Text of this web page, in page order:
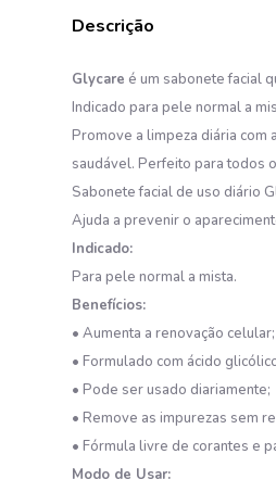
Glycare é um sabonete facial
Indicado para pele normal a
Promove a limpeza diária com
saudável. Perfeito para todos
Sabonete facial de uso diário
Ajuda a prevenir o
Indicado:
Para pele normal a mista.
Benefícios:
• Aumenta a renovação celular;
• Formulado com ácido
• Pode ser usado diariamente;
• Remove as impurezas sem
• Fórmula livre de corantes e
Modo de Usar: